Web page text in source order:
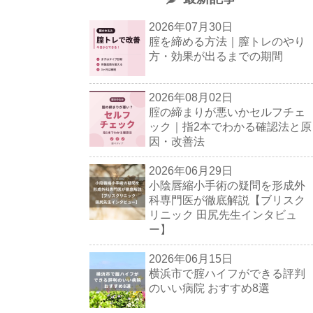
2026年07月30日
腟を締める方法｜膣トレのやり
方・効果が出るまでの期間
2026年08月02日
腟の締まりが悪いかセルフチェ
ック｜指2本でわかる確認法と原
因・改善法
2026年06月29日
小陰唇縮小手術の疑問を形成外
科専門医が徹底解説【ブリスク
リニック 田尻先生インタビュ
ー】
2026年06月15日
横浜市で腟ハイフができる評判
のいい病院 おすすめ8選